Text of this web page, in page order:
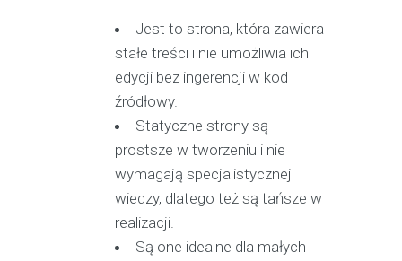
Jest to strona, która zawiera
stałe treści i nie umożliwia ich
edycji bez ingerencji w kod
źródłowy.
Statyczne strony są
prostsze w tworzeniu i nie
wymagają specjalistycznej
wiedzy, dlatego też są tańsze w
realizacji.
Są one idealne dla małych